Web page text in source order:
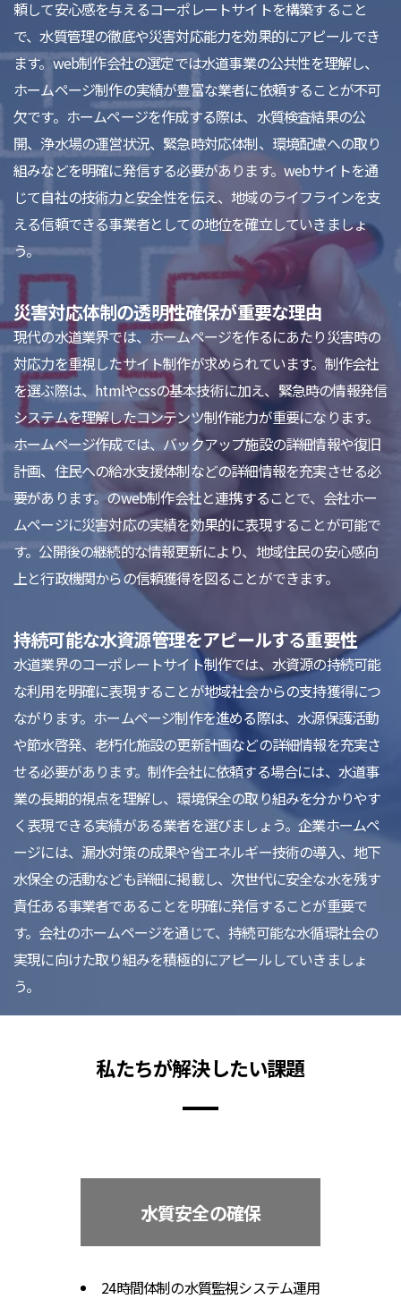
頼して安心感を与えるコーポレートサイトを構築すること
で、水質管理の徹底や災害対応能力を効果的にアピールでき
ます。web制作会社の選定では水道事業の公共性を理解し、
ホームページ制作の実績が豊富な業者に依頼することが不可
欠です。ホームページを作成する際は、水質検査結果の公
開、浄水場の運営状況、緊急時対応体制、環境配慮への取り
組みなどを明確に発信する必要があります。webサイトを通
じて自社の技術力と安全性を伝え、地域のライフラインを支
える信頼できる事業者としての地位を確立していきましょ
う。
災害対応体制の透明性確保が重要な理由
現代の水道業界では、ホームページを作るにあたり災害時の
対応力を重視したサイト制作が求められています。制作会社
を選ぶ際は、htmlやcssの基本技術に加え、緊急時の情報発信
システムを理解したコンテンツ制作能力が重要になります。
ホームページ作成では、バックアップ施設の詳細情報や復旧
計画、住民への給水支援体制などの詳細情報を充実させる必
要があります。のweb制作会社と連携することで、会社ホー
ムページに災害対応の実績を効果的に表現することが可能で
す。公開後の継続的な情報更新により、地域住民の安心感向
上と行政機関からの信頼獲得を図ることができます。
持続可能な水資源管理をアピールする重要性
水道業界のコーポレートサイト制作では、水資源の持続可能
な利用を明確に表現することが地域社会からの支持獲得につ
ながります。ホームページ制作を進める際は、水源保護活動
や節水啓発、老朽化施設の更新計画などの詳細情報を充実さ
せる必要があります。制作会社に依頼する場合には、水道事
業の長期的視点を理解し、環境保全の取り組みを分かりやす
く表現できる実績がある業者を選びましょう。企業ホームペ
ージには、漏水対策の成果や省エネルギー技術の導入、地下
水保全の活動なども詳細に掲載し、次世代に安全な水を残す
責任ある事業者であることを明確に発信することが重要で
す。会社のホームページを通じて、持続可能な水循環社会の
実現に向けた取り組みを積極的にアピールしていきましょ
う。
私たちが解決したい課題
水質安全の確保
24時間体制の水質監視システム運用